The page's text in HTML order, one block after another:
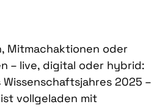
Mitmachaktionen oder
– live, digital oder hybrid:
2025 –
vollgeladen mit